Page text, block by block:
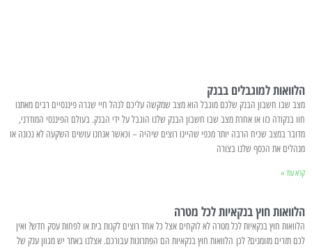
הלוואות למוגבלים בבנק
מצב שבו חשבון הבנק שלכם מוגבל הוא מצב שמקשה עליכם לנהל חיי שגרה פיננסיים רבים מאתנו
חוו בנקודה כזו או אחרת מצב שבו חשבון הבנק שלנו הוגבל על ידי הבנק. בעולם הפיננסי המודרני,
מדובר במצב שכיח הרבה יותר מכפי שהיינו רוצים שיהיה – וכאשר אנחנו עושים השקעה לא נכונה או
מנהלים את הכסף שלנו בצורה
קרא עוד »
הלוואות חוץ בנקאיות לכל מטרה
הלוואות חוץ בנקאיות לכל מטרה לא לוקחים אצל כל אחד רוצים לקנות בית או לפחות עסק חדש? ואין
לכם תזרים מזומנים? לכן הלוואות חוץ בנקאיות הם הפתרונות עבורכם. אצלנו באתר יש מגוון ענק של